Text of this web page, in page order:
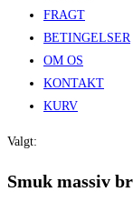
FRAGT
BETINGELSER
OM OS
KONTAKT
KURV
Valgt:
Smuk massiv